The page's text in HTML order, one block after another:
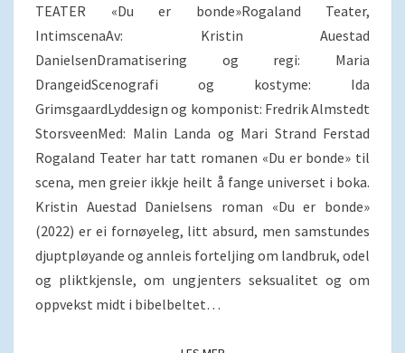
TEATER «Du er bonde»Rogaland Teater,
IntimscenaAv: Kristin Auestad
DanielsenDramatisering og regi: Maria
DrangeidScenografi og kostyme: Ida
GrimsgaardLyddesign og komponist: Fredrik Almstedt
StorsveenMed: Malin Landa og Mari Strand Ferstad
Rogaland Teater har tatt romanen «Du er bonde» til
scena, men greier ikkje heilt å fange universet i boka.
Kristin Auestad Danielsens roman «Du er bonde»
(2022) er ei fornøyeleg, litt absurd, men samstundes
djuptpløyande og annleis forteljing om landbruk, odel
og pliktkjensle, om ungjenters seksualitet og om
oppvekst midt i bibelbeltet…